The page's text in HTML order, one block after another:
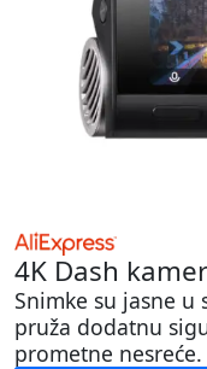
4K Dash
Snimke su jasne u
pruža dodatnu
prometne nesreće.